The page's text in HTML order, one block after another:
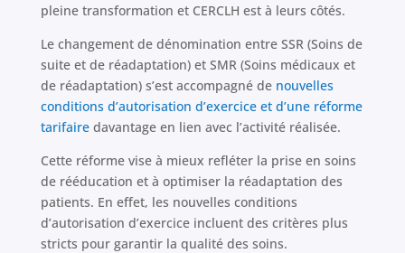
pleine transformation et CERCLH est à leurs côtés.
Le changement de dénomination entre SSR (Soins de
suite et de réadaptation) et SMR (Soins médicaux et
de réadaptation) s’est accompagné de nouvelles
conditions d’autorisation d’exercice et d’une réforme
tarifaire davantage en lien avec l’activité réalisée.
Cette réforme vise à mieux refléter la prise en soins
de rééducation et à optimiser la réadaptation des
patients. En effet, les nouvelles conditions
d’autorisation d’exercice incluent des critères plus
stricts pour garantir la qualité des soins.